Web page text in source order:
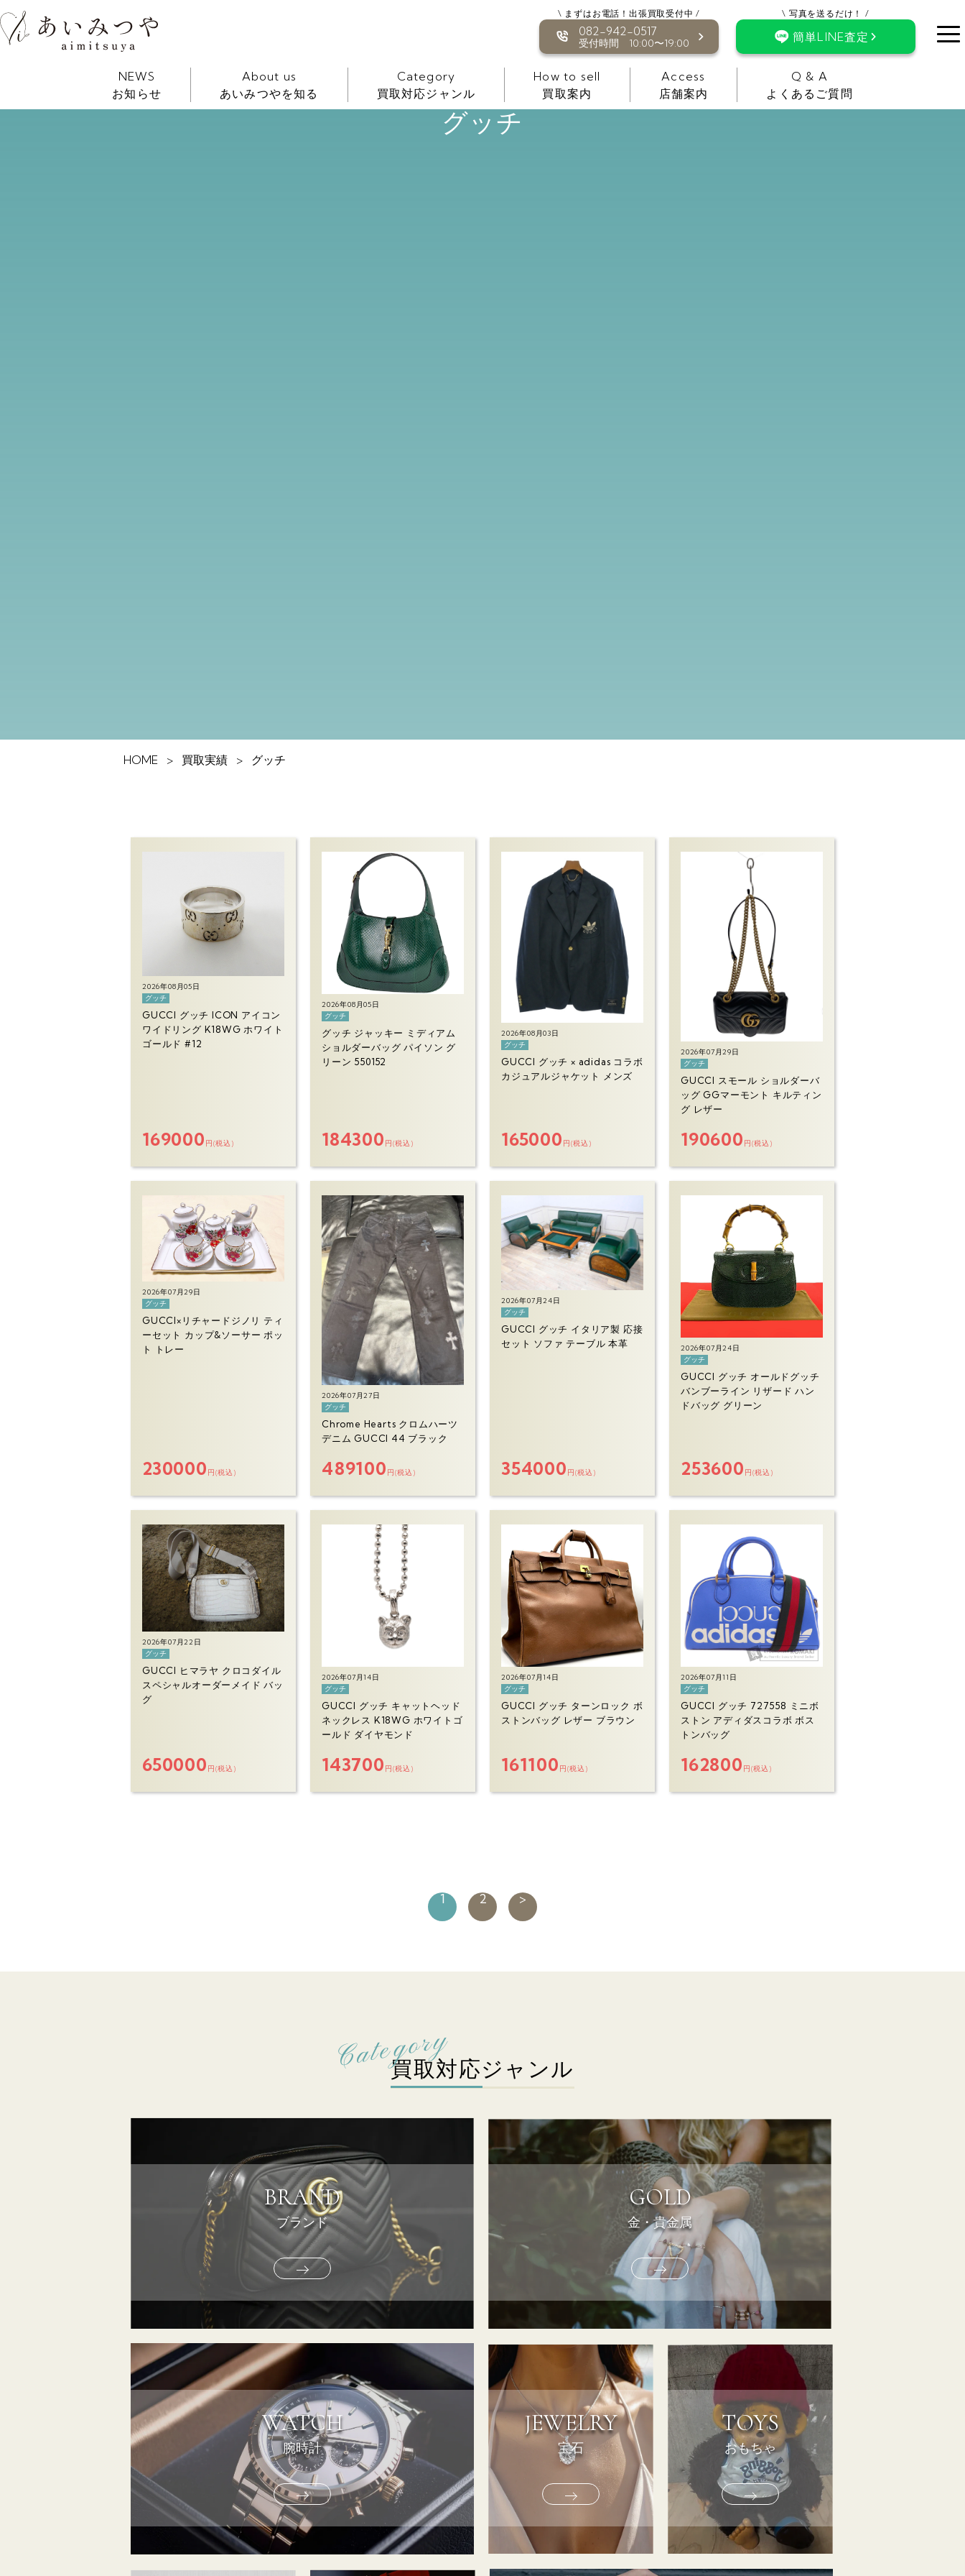
\ まずはお電話！出張買取受付中 /
082-942-0517
受付時間 10:00〜19:00
\ 写真を送るだけ！ /
簡単LINE査定
NEWS
お知らせ
About us
あいみつやを知る
Category
買取対応ジャンル
How to sell
買取案内
Access
店舗案内
Q & A
よくあるご質問
グッチ
HOME 買取実績 グッチ
2026年08月05日
グッチ
GUCCI グッチ ICON アイコン
ワイドリング K18WG ホワイト
ゴールド #12
169000 円(税込)
2026年08月05日
グッチ
グッチ ジャッキー ミディアム
ショルダーバッグ パイソン グ
リーン 550152
184300 円(税込)
2026年08月03日
グッチ
GUCCI グッチ × adidas コラボ
カジュアルジャケット メンズ
165000 円(税込)
2026年07月29日
グッチ
GUCCI スモール ショルダーバ
ッグ GGマーモント キルティン
グ レザー
190600 円(税込)
2026年07月29日
グッチ
GUCCI×リチャードジノリ ティ
ーセット カップ&ソーサー ポッ
ト トレー
230000 円(税込)
2026年07月27日
グッチ
Chrome Hearts クロムハーツ
デニム GUCCI 44 ブラック
489100 円(税込)
2026年07月24日
グッチ
GUCCI グッチ イタリア製 応接
セット ソファ テーブル 本革
354000 円(税込)
2026年07月24日
グッチ
GUCCI グッチ オールドグッチ
バンブーライン リザード ハン
ドバッグ グリーン
253600 円(税込)
2026年07月22日
グッチ
GUCCI ヒマラヤ クロコダイル
スペシャルオーダーメイド バッ
グ
650000 円(税込)
2026年07月14日
グッチ
GUCCI グッチ キャットヘッド
ネックレス K18WG ホワイトゴ
ールド ダイヤモンド
143700 円(税込)
2026年07月14日
グッチ
GUCCI グッチ ターンロック ボ
ストンバッグ レザー ブラウン
161100 円(税込)
2026年07月11日
グッチ
GUCCI グッチ 727558 ミニボ
ストン アディダスコラボ ボス
トンバッグ
162800 円(税込)
1 2 >
買取対応ジャンル
BRAND
ブランド
GOLD
金・貴金属
WATCH
腕時計
JEWELRY
宝石
TOYS
おもちゃ